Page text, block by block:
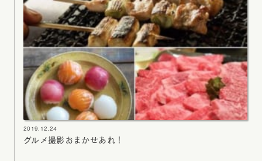
2019.12.24
グルメ撮影おまかせあれ！